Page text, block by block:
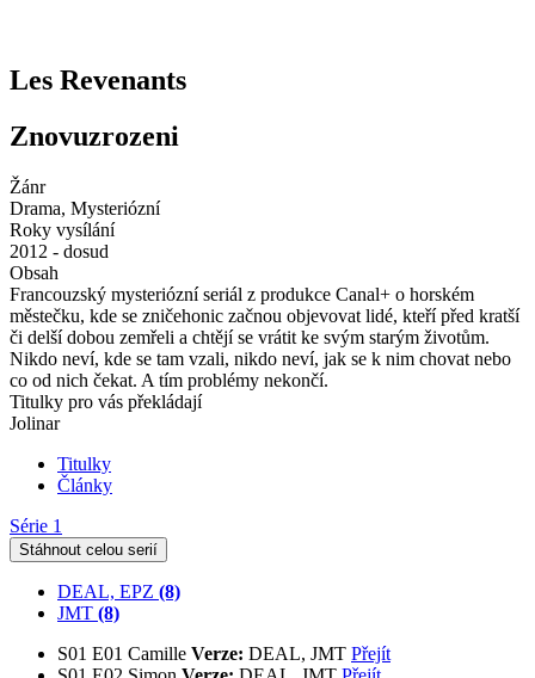
Les Revenants
Znovuzrozeni
Žánr
Drama, Mysteriózní
Roky vysílání
2012 - dosud
Obsah
Francouzský mysteriózní seriál z produkce Canal+ o horském
městečku, kde se zničehonic začnou objevovat lidé, kteří před kratší
či delší dobou zemřeli a chtějí se vrátit ke svým starým životům.
Nikdo neví, kde se tam vzali, nikdo neví, jak se k nim chovat nebo
co od nich čekat. A tím problémy nekončí.
Titulky pro vás překládají
Jolinar
Titulky
Články
Série 1
Stáhnout celou serií
DEAL, EPZ (8)
JMT (8)
S01 E01 Camille Verze: DEAL, JMT Přejít